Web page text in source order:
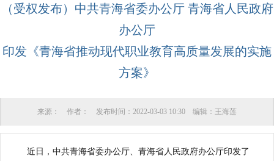
（受权发布）中共青海省委办公厅 青海省人民政府
办公厅
印发《青海省推动现代职业教育高质量发展的实施
方案》
来源： 作者： 发布时间： 2022-03-03 10:30 编辑： 王海莲
近日，中共青海省委办公厅、青海省人民政府办公厅印发了